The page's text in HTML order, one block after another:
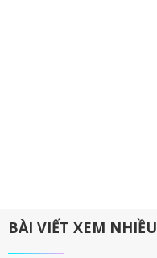
BÀI VIẾT XEM NHIỀU